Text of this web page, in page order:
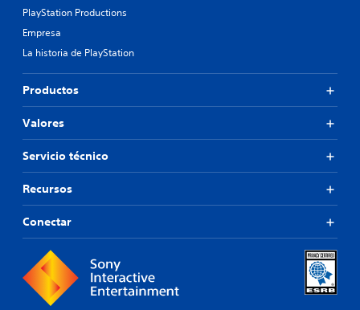
PlayStation Productions
Empresa
La historia de PlayStation
Productos
Valores
Servicio técnico
Recursos
Conectar